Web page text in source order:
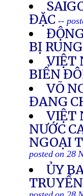
ĐẶC--
BỊ
VIỆT
BIỂN
VÕ
ĐANG
VIỆT
NƯỚC
NGOẠI
posted on 28
ỦY